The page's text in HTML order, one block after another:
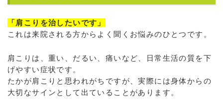
「肩こりを治したいです」
これは来院される方からよく聞くお悩みのひとつです。
肩こりは、重い、だるい、痛いなど、日常生活の質を下
げやすい症状です。
たかが肩こりと思われがちですが、実際には身体からの
大切なサインとして出ていることがあります。